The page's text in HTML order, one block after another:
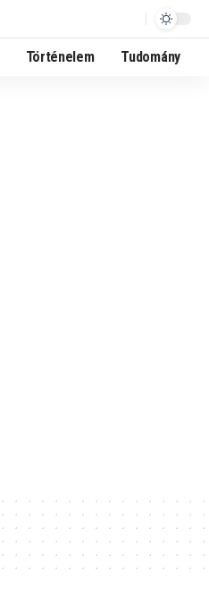
Történelem Tudomány